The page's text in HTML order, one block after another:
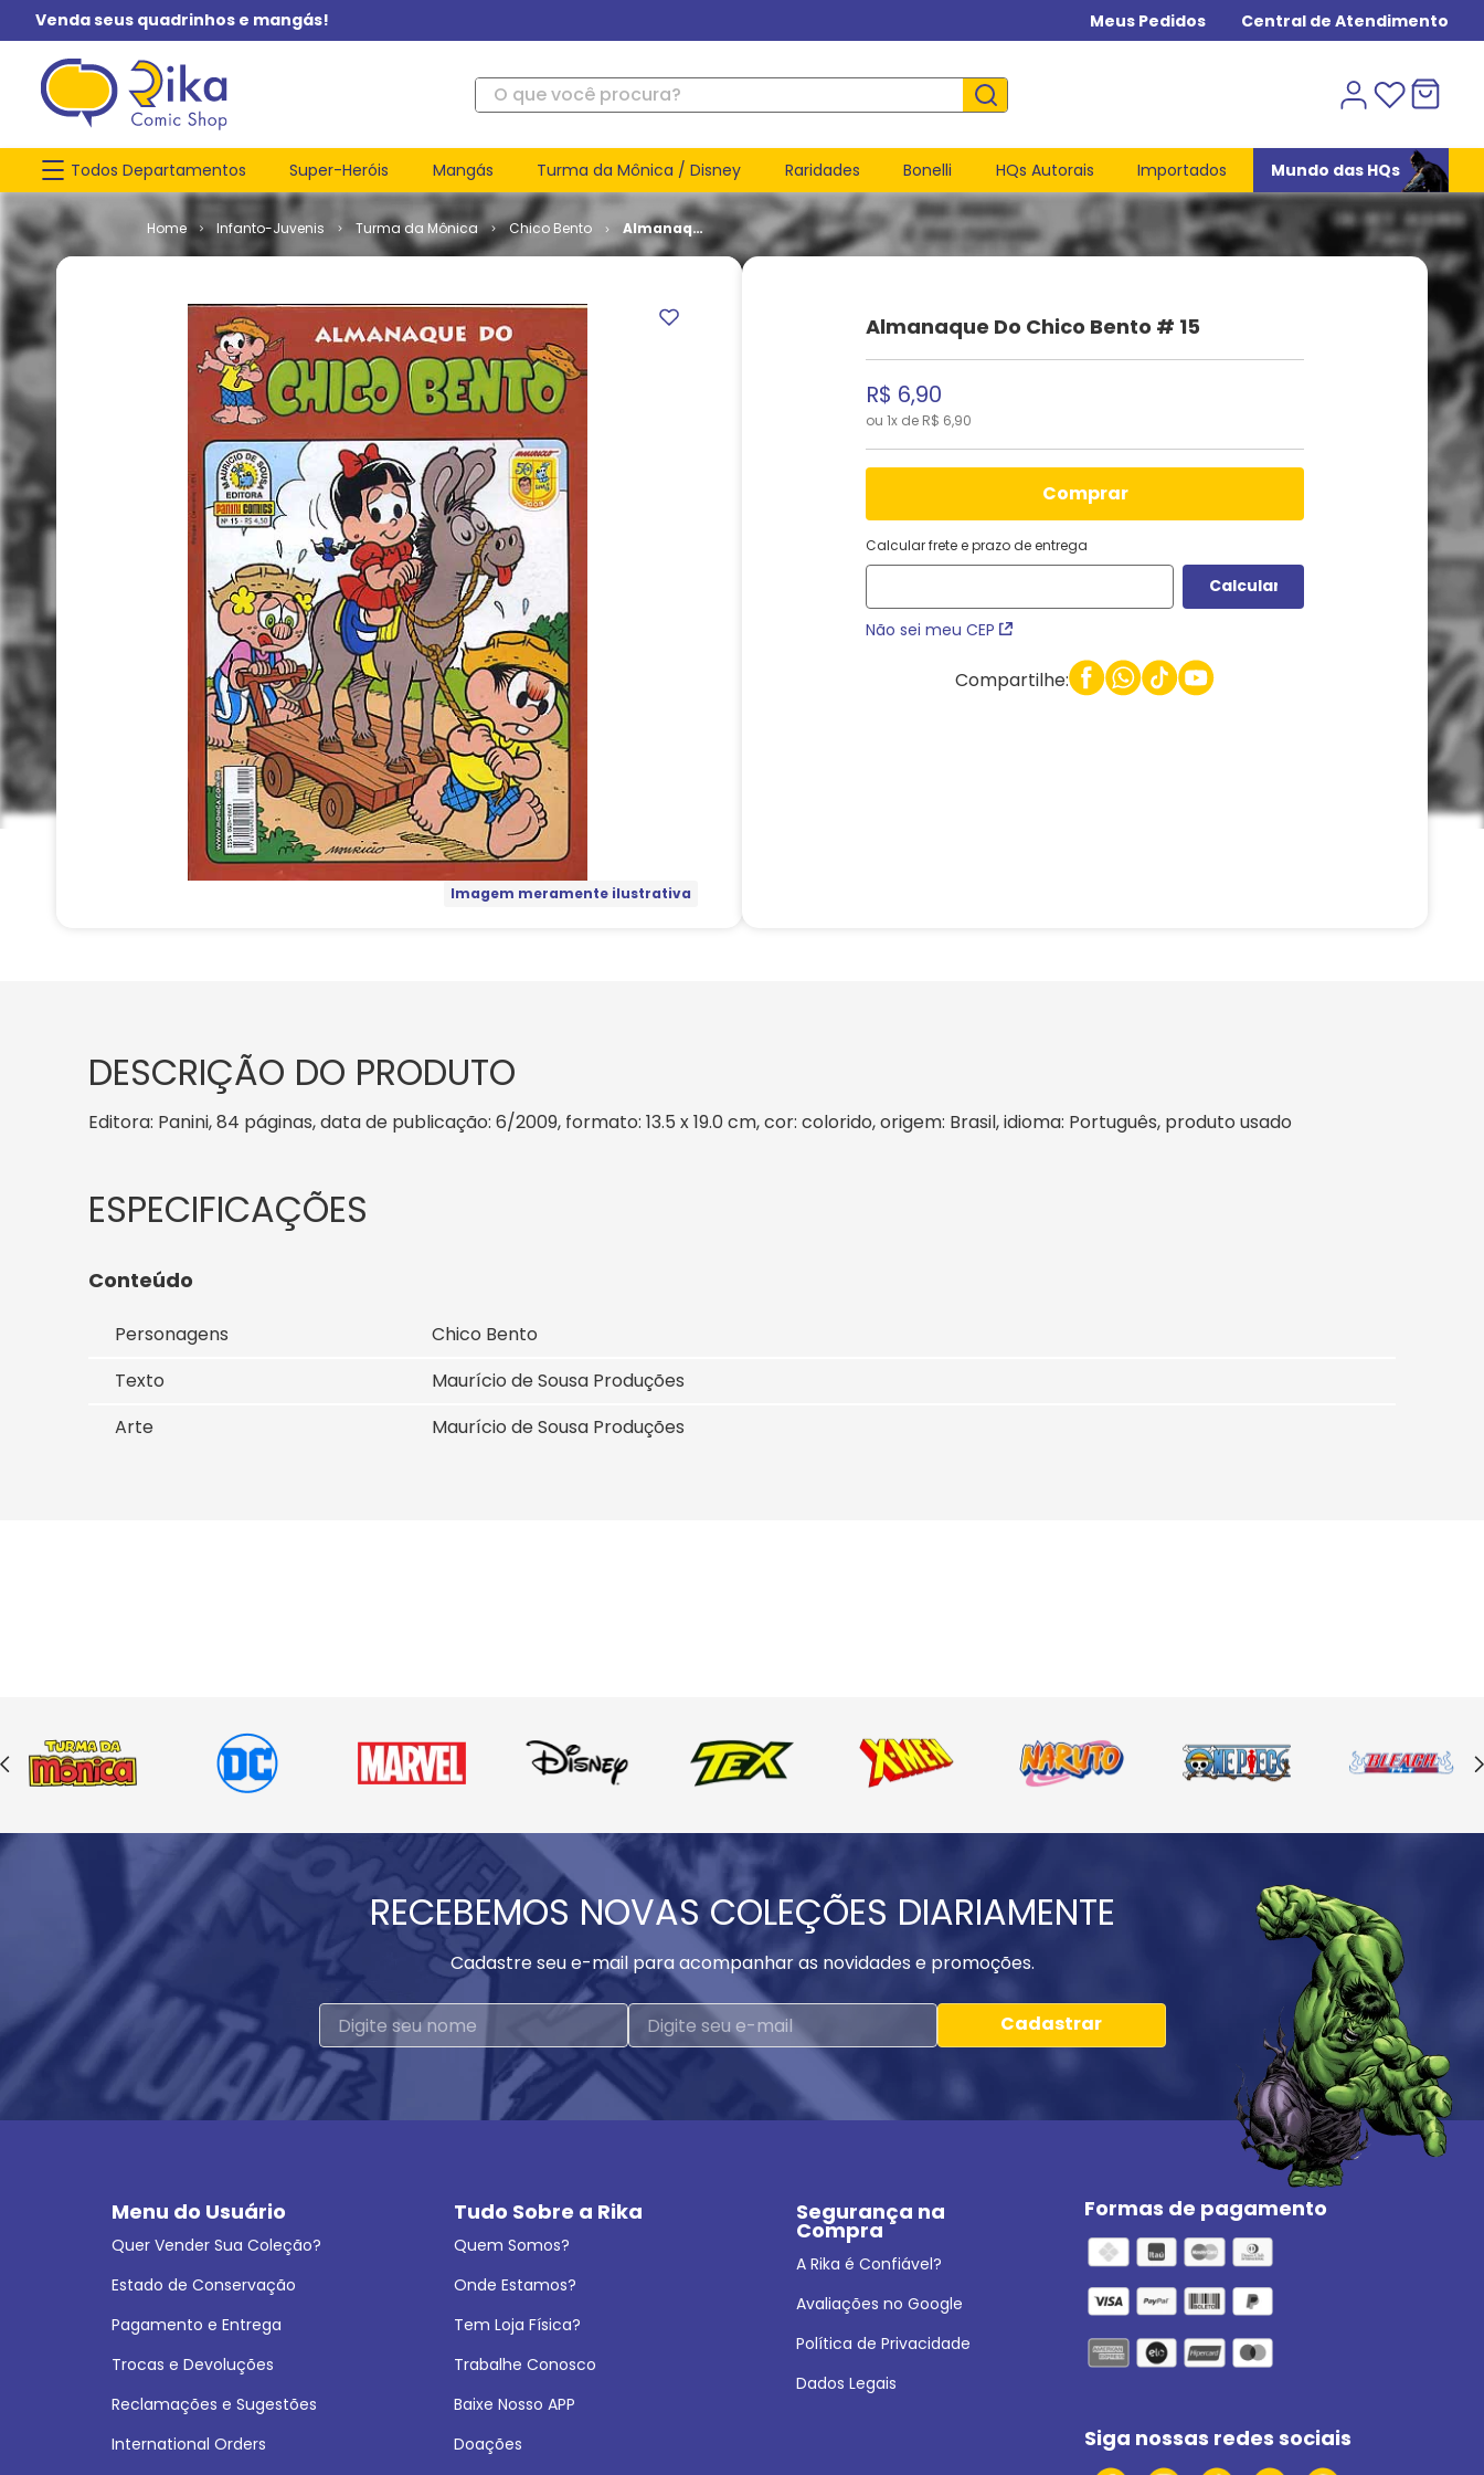
Venda seus quadrinhos e mangás! Meus Pedidos Central de Atendimento
O que você procura?
Todos Departamentos Super-Heróis Mangás Turma da Mônica / Disney Raridades Bonelli HQs Autorais Importados Mundo das HQs
Infanto-Juvenis Turma da Mônica Chico Bento
Almanaque
do Chico
Imagem meramente ilustrativa
Almanaque Do Chico Bento # 15
R$ 6,90
ou 1x de R$ 6,90
comprar
Calcular frete e prazo de entrega
Não sei meu CEP
Compartilhe:
DESCRIÇÃO DO PRODUTO
Editora: Panini, 84 páginas, data de publicação: 6/2009, formato: 13.5 x 19.0 cm, cor: colorido, origem: Brasil, idioma: Português, produto usado
Conteúdo
Personagens
Chico Bento
Texto
Maurício de Sousa Produções
Arte
Maurício de Sousa Produções
RECEBEMOS NOVAS COLEÇÕES DIARIAMENTE
Cadastre seu e-mail para acompanhar as novidades e promoções.
Cadastrar
Menu do Usuário
Quer Vender Sua Coleção?
Estado de Conservação
Pagamento e Entrega
Trocas e Devoluções
Reclamações e Sugestões
International Orders
Tudo Sobre a Rika
Quem Somos?
Onde Estamos?
Tem Loja Física?
Trabalhe Conosco
Baixe Nosso APP
Doações
Segurança na
Compra
A Rika é Confiável?
Avaliações no Google
Política de Privacidade
Dados Legais
Formas de pagamento
Siga nossas redes sociais